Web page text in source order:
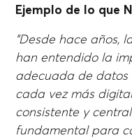
Ejemplo de lo que
"Desde hace años,
han entendido la
adecuada de datos
cada vez más
consistente y
fundamental para